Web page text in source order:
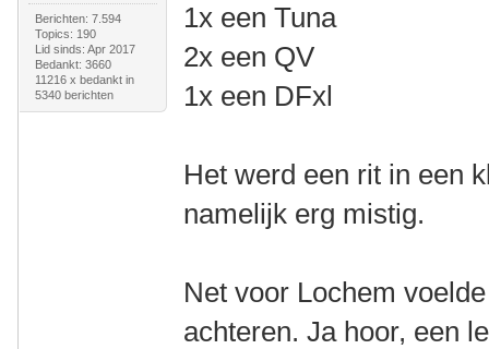
Berichten: 7.594
Topics: 190
Lid sinds: Apr 2017
Bedankt: 3660
11216 x bedankt in
5340 berichten
1x een Tuna
2x een QV
1x een DFxl
Het werd een rit in een
namelijk erg mistig.
Net voor Lochem
achteren. Ja hoor, een